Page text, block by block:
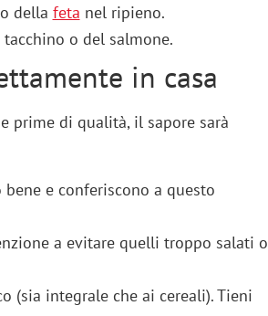
o della feta nel ripieno.
o del salmone.
in casa
prime di qualità, il sapore sarà
e conferiscono a questo
a evitare quelli troppo salati o
(sia integrale che ai cereali). Tieni